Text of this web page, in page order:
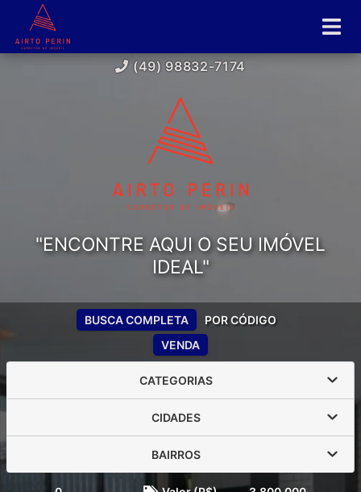
(49) 98832-7174
"ENCONTRE AQUI O SEU IMÓVEL
IDEAL"
VENDA
BUSCA COMPLETA POR CÓDIGO
CATEGORIAS
CIDADES
BAIRROS